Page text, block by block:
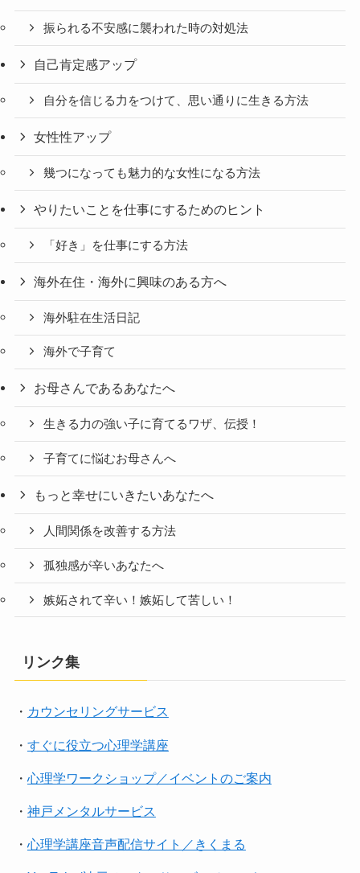
振られる不安感に襲われた時の対処法
自己肯定感アップ
自分を信じる力をつけて、思い通りに生きる方法
女性性アップ
幾つになっても魅力的な女性になる方法
やりたいことを仕事にするためのヒント
「好き」を仕事にする方法
海外在住・海外に興味のある方へ
海外駐在生活日記
海外で子育て
お母さんであるあなたへ
生きる力の強い子に育てるワザ、伝授！
子育てに悩むお母さんへ
もっと幸せにいきたいあなたへ
人間関係を改善する方法
孤独感が辛いあなたへ
嫉妬されて辛い！嫉妬して苦しい！
リンク集
・ カウンセリングサービス
・ すぐに役立つ心理学講座
・ 心理学ワークショップ／イベントのご案内
・ 神戸メンタルサービス
・ 心理学講座音声配信サイト／きくまる